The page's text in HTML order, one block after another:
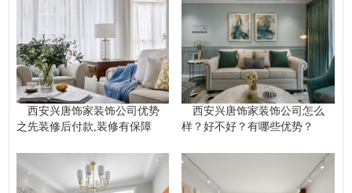
西安兴唐饰家装饰公司优势
之先装修后付款,装修有保障
西安兴唐饰家装饰公司怎么
样？好不好？有哪些优势？